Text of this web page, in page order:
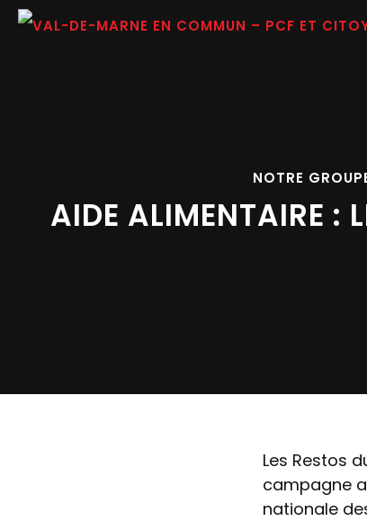
Aller
NOTRE
AIDE ALIMENTAIRE :
Les Restos
campagne
nationale